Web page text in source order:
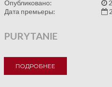
Опубликовано:
Дата премьеры:
PURYTANIE
ПОДРОБНЕЕ